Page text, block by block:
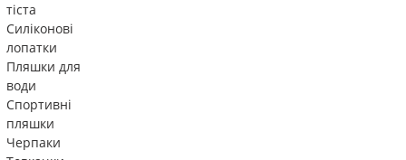
тіста
Силіконові
лопатки
Пляшки для
води
Спортивні
пляшки
Черпаки